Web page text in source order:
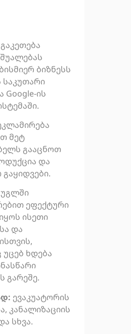
ბიზნესს
საკუთარი
Google-ის
მეტ
გააცნოთ
და
ეფექტური
ისეთი
და
ხდება
გარეშე.
ევაკუატორის
კანალიზაციის
სხვა.